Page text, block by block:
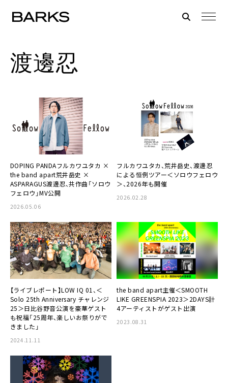
渡邊忍
DOPING PANDAフルカワユタカ ×
the band apart荒井岳史 ×
ASPARAGUS渡邊忍、共作曲「ソロウ
フェロウ」MV公開
2026.05.06
フルカワユタカ、荒井岳史、渡邊忍
による恒例ツアー＜ソロウフェロウ
＞、2026年も開催
2026.02.28
【ライブレポート】LOW IQ 01、＜
Solo 25th Anniversary チャレンジ
25＞日比谷野音公演を豪華ゲスト
も祝福「25周年、楽しいお祭りがで
きました」
2024.11.11
the band apart主催＜SMOOTH
LIKE GREENSPIA 2023＞2DAYS計
4アーティストがゲスト出演
2023.08.31